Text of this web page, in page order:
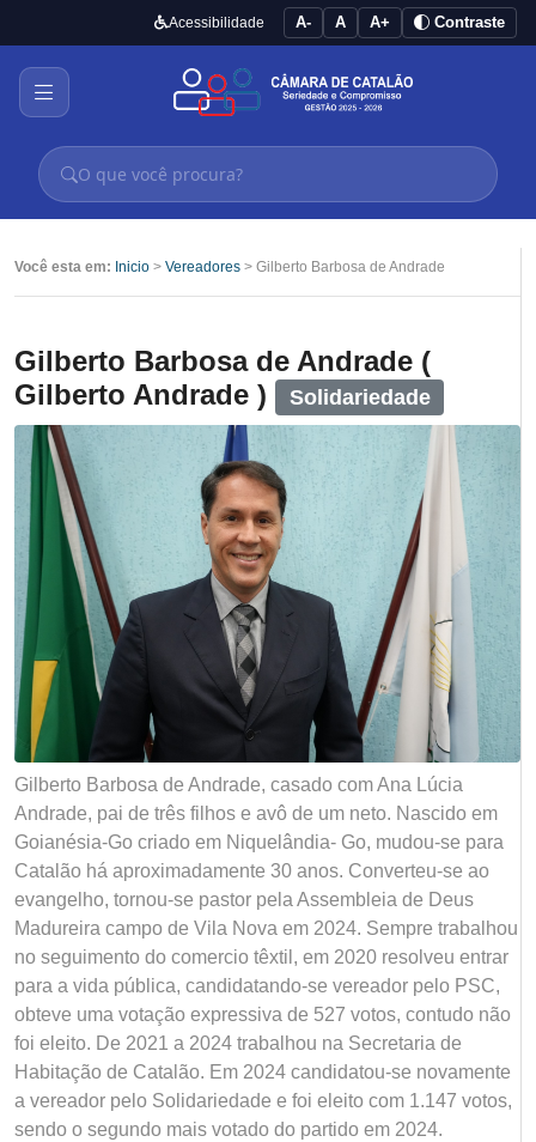
Acessibilidade A- A A+ Contraste
Você esta em: Inicio > Vereadores > Gilberto Barbosa de Andrade
Gilberto Barbosa de Andrade (
Gilberto Andrade )
Solidariedade
Gilberto Barbosa de Andrade, casado com Ana Lúcia
Andrade, pai de três filhos e avô de um neto. Nascido em
Goianésia-Go criado em Niquelândia- Go, mudou-se para
Catalão há aproximadamente 30 anos. Converteu-se ao
evangelho, tornou-se pastor pela Assembleia de Deus
Madureira campo de Vila Nova em 2024. Sempre trabalhou
no seguimento do comercio têxtil, em 2020 resolveu entrar
para a vida pública, candidatando-se vereador pelo PSC,
obteve uma votação expressiva de 527 votos, contudo não
foi eleito. De 2021 a 2024 trabalhou na Secretaria de
Habitação de Catalão. Em 2024 candidatou-se novamente
a vereador pelo Solidariedade e foi eleito com 1.147 votos,
sendo o segundo mais votado do partido em 2024.